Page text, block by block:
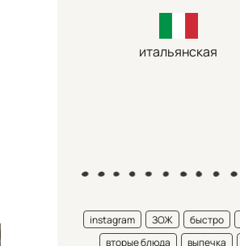
итальянская
instagram ЗОЖ быстро
вторые блюда
выпечка